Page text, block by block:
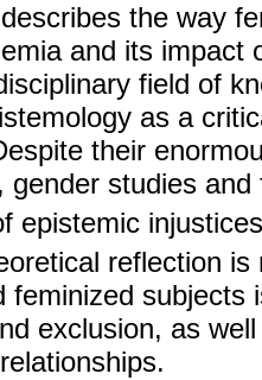
the way
and its impact
field of
as a
their
gender studies
epistemic
reflection
feminized subjects
exclusion, as